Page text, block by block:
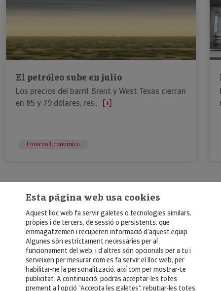
El petróleo sube en julio
Los precios del barril Brent y West Texas cierran
en 85 y 79 dólares, res... [+]
Entorno Económico
© Copyright 2026, Crédito y Caución
Aviso Legal
Esta página web usa cookies
Aquest lloc web fa servir galetes o tecnologies similars,
pròpies i de tercers, de sessió o persistents, que
emmagatzemen i recuperen informació d’aquest equip.
Algunes són estrictament necessàries per al
funcionament del web, i d’altres són opcionals per a tu i
serveixen per mesurar com es fa servir el lloc web, per
habilitar-ne la personalització, així com per mostrar-te
publicitat. A continuació, podràs acceptar-les totes
prement a l’opció “Accepta les galetes”, rebutjar-les totes